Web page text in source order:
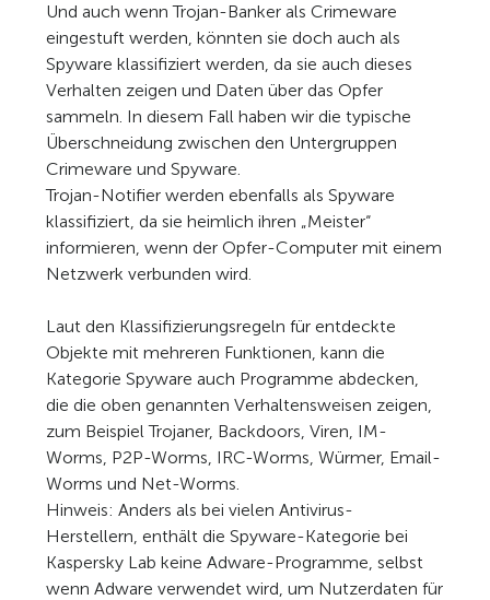
Und auch wenn Trojan-Banker als Crimeware
eingestuft werden, könnten sie doch auch als
Spyware klassifiziert werden, da sie auch dieses
Verhalten zeigen und Daten über das Opfer
sammeln. In diesem Fall haben wir die typische
Überschneidung zwischen den Untergruppen
Crimeware und Spyware.
Trojan-Notifier werden ebenfalls als Spyware
klassifiziert, da sie heimlich ihren „Meister“
informieren, wenn der Opfer-Computer mit einem
Netzwerk verbunden wird.
Laut den Klassifizierungsregeln für entdeckte
Objekte mit mehreren Funktionen, kann die
Kategorie Spyware auch Programme abdecken,
die die oben genannten Verhaltensweisen zeigen,
zum Beispiel Trojaner, Backdoors, Viren, IM-
Worms, P2P-Worms, IRC-Worms, Würmer, Email-
Worms und Net-Worms.
Hinweis: Anders als bei vielen Antivirus-
Herstellern, enthält die Spyware-Kategorie bei
Kaspersky Lab keine Adware-Programme, selbst
wenn Adware verwendet wird, um Nutzerdaten für